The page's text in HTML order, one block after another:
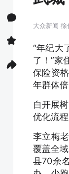
大众新闻 徐
“年纪大
了！”家
保险资
年群体倍
自开展
优化流
李立梅
覆盖全
县70余